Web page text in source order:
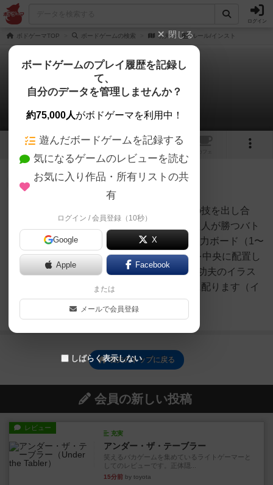
ログイン
ボドゲーマTOP ボードゲームの検索 功夫 ルール/インスト
功夫
1件のルール/インスト
2
91名 0
１ゲーム概要功夫（カンフー）の技を出し合
い、最後に最も体力が残っていた人が勝つバト
ルロワイヤルです。２ 準備(１)体力ボード（1〜
99の数字が書いてあるボード）を中央に配置し
ます(２)プレイヤーボード（右に功夫のイラス
トがあるボード）をプレイヤーに配ります（イ
ラストに違いが...
皇帝
功夫のトップに戻る
会員の新しい投稿
レビュー
充実
アンダー・ザ・テーブラー
笑えるバカゲームを集めているライトゲーマーと
してのレビューです。正体隠...
15分前 by toyota
閉じる
ボードゲームのプレイ履歴を記録し
て、
自分のデータを管理しませんか？
約75,000人がボドゲーマを利用中！
遊んだボードゲームを記録する
気になるゲームのレビューを読む
お気に入り作品・所有リストの共
有
ログイン / 会員登録（10秒）
Google X
Apple Facebook
または
メールで会員登録
しばらく表示しない